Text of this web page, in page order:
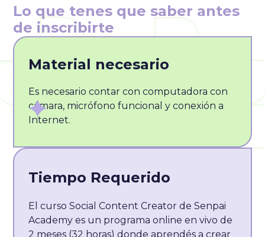
Lo que tenes que saber antes
de inscribirte
Material necesario
Es necesario contar con computadora con
cámara, micrófono funcional y conexión a
Internet.
Tiempo Requerido
El curso Social Content Creator de Senpai
Academy es un programa online en vivo de
2 meses (32 horas) donde aprendés a crear